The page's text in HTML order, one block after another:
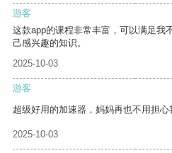
游客
这款app的课程非常丰富，可以满足我
己感兴趣的知识。
2025-10-03
游客
超级好用的加速器，妈妈再也不用担心
2025-10-03